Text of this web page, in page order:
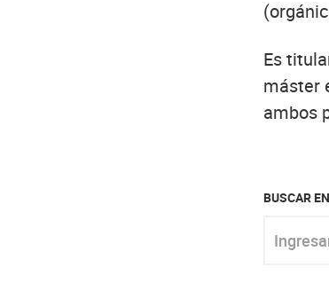
Es
máster
ambos
BUSCAR